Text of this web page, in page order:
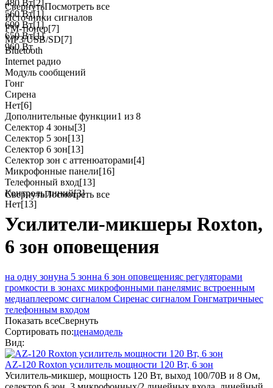
480 Вт[2]
560 Вт[1]
600 Вт[1]
650 Вт[1]
960 Вт
СвернутьПосмотреть все
Источники сигналов
FM-тюнер[7]
MP3/USB/SD[7]
Bluetooth
Internet радио
Модуль сообщений
Гонг
Сирена
Нет[6]
Дополнительные функции1 из 8
Селектор 4 зоны[3]
Селектор 5 зон[13]
Селектор 6 зон[13]
Селектор зон с аттенюаторами[4]
Микрофонные панели[16]
Телефонный вход[13]
Контроль линий[3]
Нет[13]
СвернутьПосмотреть все
Усилители-микшеры Roxton,
6 зон оповещения
на одну зонуна 5 зонна 6 зон оповещенияс регуляторами
громкости в зонахс микрофонными панелямис встроенным
медиаплееромс сигналом Сиренас сигналом Гонгматричныес
телефонным входом
Показать всеСвернуть
Сортировать по:ценамодель
Вид:
AZ-120 Roxton усилитель мощности 120 Вт, 6 зон
Усилитель-микшер, мощность 120 Вт, выход 100/70В и 8 Ом,